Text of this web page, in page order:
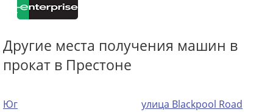
Другие места получения машин в
прокат в Престоне
Юг улица Blackpool Road